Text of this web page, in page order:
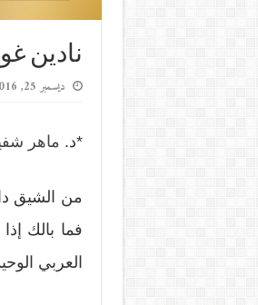
نادين
ديسمبر 25, 2016
*د. ماهر
من الشيق
فما بالك
العربي